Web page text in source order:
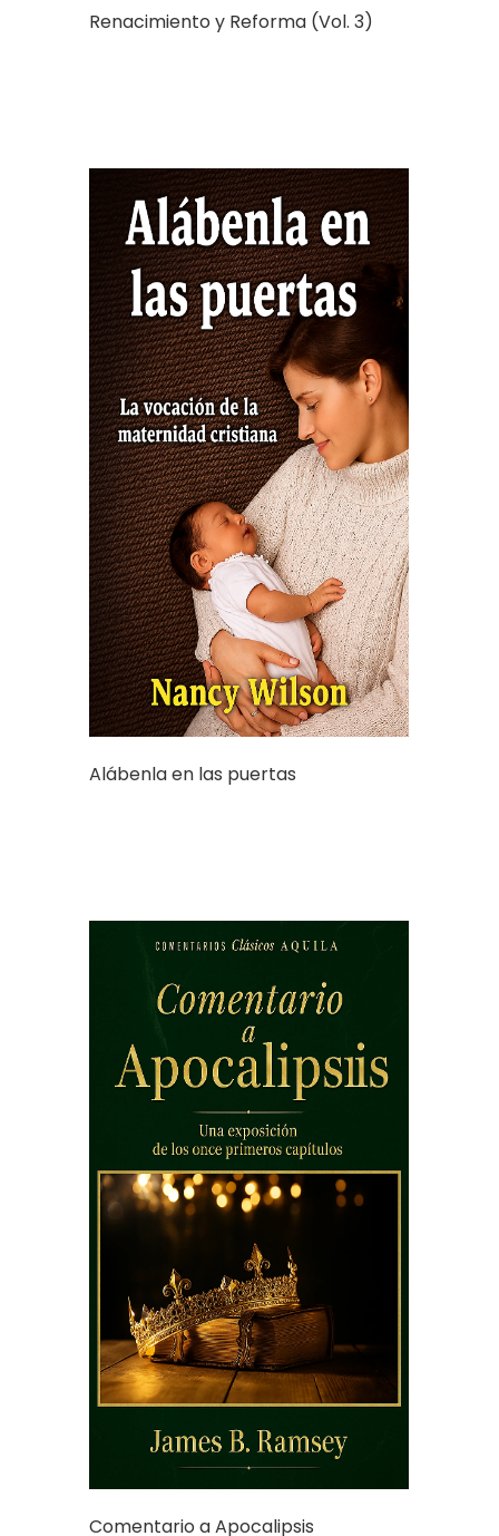
Renacimiento y Reforma (Vol. 3)
Alábenla en las puertas
Comentario a Apocalipsis